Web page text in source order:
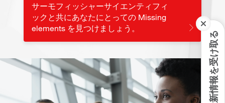
最新情報を受け取る
サーモフィッシャーサイエンティフィ
ックと共にあなたにとっての Missing
elements を見つけましょう。